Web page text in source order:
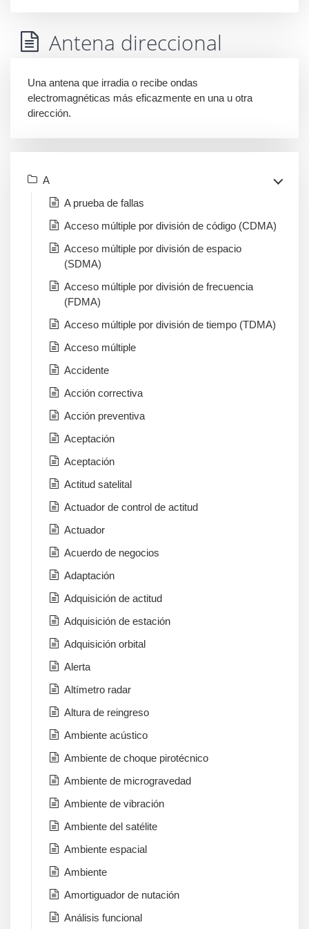
Antena direccional
Una antena que irradia o recibe ondas
electromagnéticas más eficazmente en una u otra
dirección.
A
A prueba de fallas
Acceso múltiple por división de código (CDMA)
Acceso múltiple por división de espacio
(SDMA)
Acceso múltiple por división de frecuencia
(FDMA)
Acceso múltiple por división de tiempo (TDMA)
Acceso múltiple
Accidente
Acción correctiva
Acción preventiva
Aceptación
Aceptación
Actitud satelital
Actuador de control de actitud
Actuador
Acuerdo de negocios
Adaptación
Adquisición de actitud
Adquisición de estación
Adquisición orbital
Alerta
Altímetro radar
Altura de reingreso
Ambiente acústico
Ambiente de choque pirotécnico
Ambiente de microgravedad
Ambiente de vibración
Ambiente del satélite
Ambiente espacial
Ambiente
Amortiguador de nutación
Análisis funcional